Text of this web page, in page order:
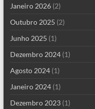
Janeiro 2026(2)
Outubro 2025 (2)
Junho 2025 (1)
Dezembro 2024(1)
Agosto 2024(1)
Janeiro 2024(1)
Dezembro 2023(1)